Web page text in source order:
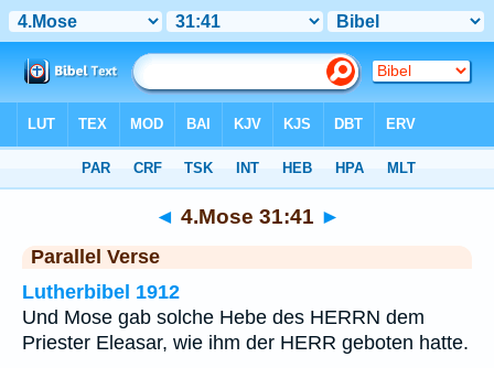
◄ 4.Mose 31:41 ►
Parallel Verse
Lutherbibel 1912
Und Mose gab solche Hebe des HERRN dem
Priester Eleasar, wie ihm der HERR geboten hatte.